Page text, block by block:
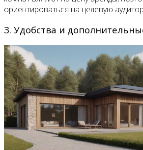
ориентироваться на целевую
3. Удобства и